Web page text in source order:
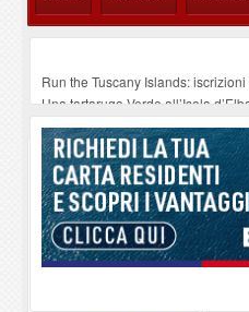
Run the Tuscany Islands:
Una tartaruga Verde all’Isola
Furgone in fiamme a Capoliveri,
Campo: chiusura della biblioteca
A Carpani si apre la Festa di